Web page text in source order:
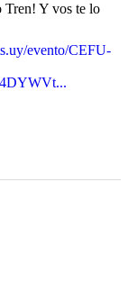
Tren! Y vos te lo
evento/CEFU-